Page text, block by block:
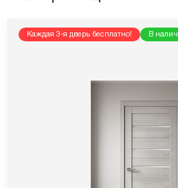
Каждая 3-я дверь бесплатно! В